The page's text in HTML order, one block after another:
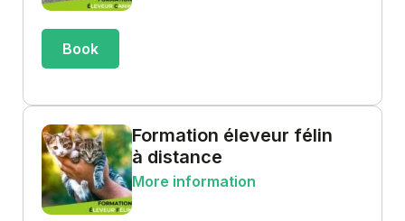
Book
Formation éleveur félin
à distance
More information